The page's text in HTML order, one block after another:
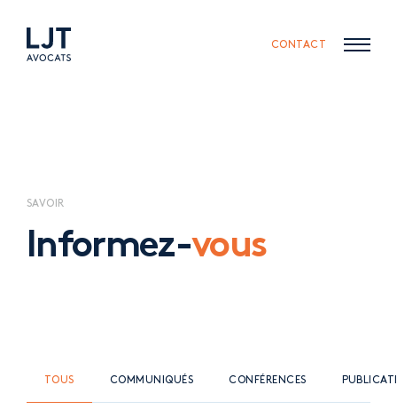
content
navigation
CONTACT
SAVOIR
Informez-vous
TOUS COMMUNIQUÉS CONFÉRENCES